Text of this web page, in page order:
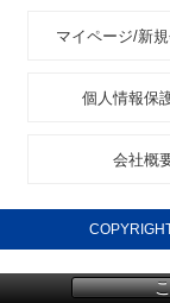
マイページ/新
個人情報保
会社概